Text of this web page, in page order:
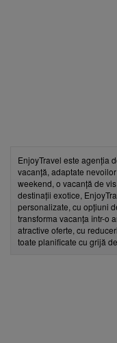
EnjoyTravel este agenția
vacanță, adaptate
weekend, o vacanță de
destinații exotice,
personalizate, cu opțiuni
transforma vacanța într-o
atractive oferte, cu
toate planificate cu grijă